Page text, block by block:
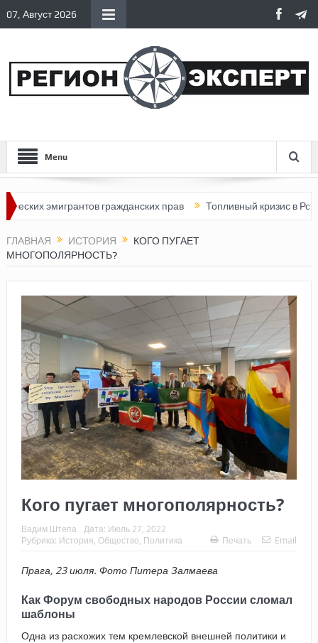
07, Август 2026
Menu
гражданских прав Топливный кризис в России
ГЛАВНАЯ ИСТОРИЯ
КОГО ПУГАЕТ
МНОГОПОЛЯРНОСТЬ?
Кого пугает многополярность?
Вадим Штепа Дата: Июль 27, 2022
Рубрика: История Общество Политика Печать Email
Прага, 23 июля. Фото Питера Залмаева
Как Форум свободных народов России сломал
шаблоны
Одна из расхожих тем кремлевской внешней политики и